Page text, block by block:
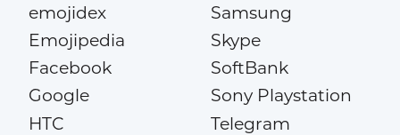
emojidex
Emojipedia
Facebook
Google
HTC
Samsung
Skype
SoftBank
Sony Playstation
Telegram